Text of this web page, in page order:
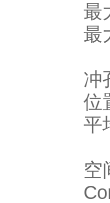
最
最
冲
位
平
空